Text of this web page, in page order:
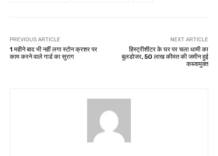
PREVIOUS ARTICLE
1 महीने बाद भी नहीं लगा स्टोन क्रशर पर
काम करने वाले गार्ड का सुराग
NEXT ARTICLE
हिस्ट्रीशीटर के घर पर चला धामी का
बुलडोजर, 50 लाख कीमत की जमीन हुई
कब्जामुक्त